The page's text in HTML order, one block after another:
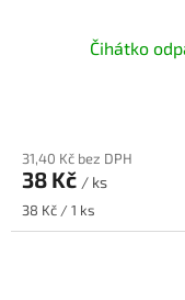
Čihátko
31,40 Kč bez DPH
38 Kč / ks
Měrná
cena:
38 Kč / 1 ks